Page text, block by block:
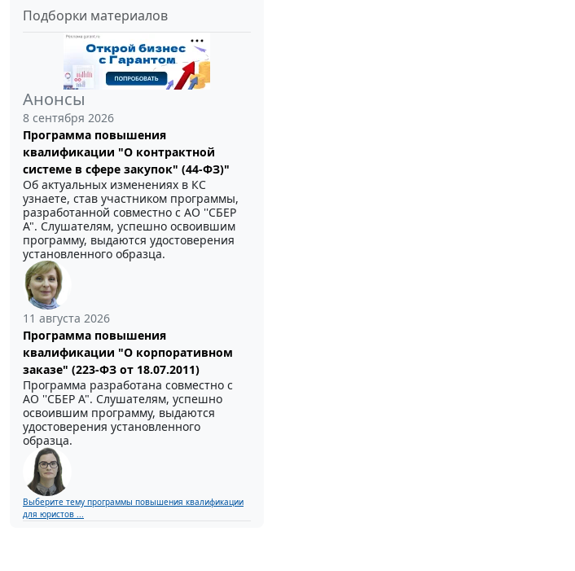
Подборки материалов
Анонсы
8 сентября 2026
Программа повышения
квалификации "О контрактной
системе в сфере закупок" (44-ФЗ)"
Об актуальных изменениях в КС
узнаете, став участником программы,
разработанной совместно с АО ''СБЕР
А". Слушателям, успешно освоившим
программу, выдаются удостоверения
установленного образца.
11 августа 2026
Программа повышения
квалификации "О корпоративном
заказе" (223-ФЗ от 18.07.2011)
Программа разработана совместно с
АО ''СБЕР А". Слушателям, успешно
освоившим программу, выдаются
удостоверения установленного
образца.
Выберите тему программы повышения квалификации
для юристов ...